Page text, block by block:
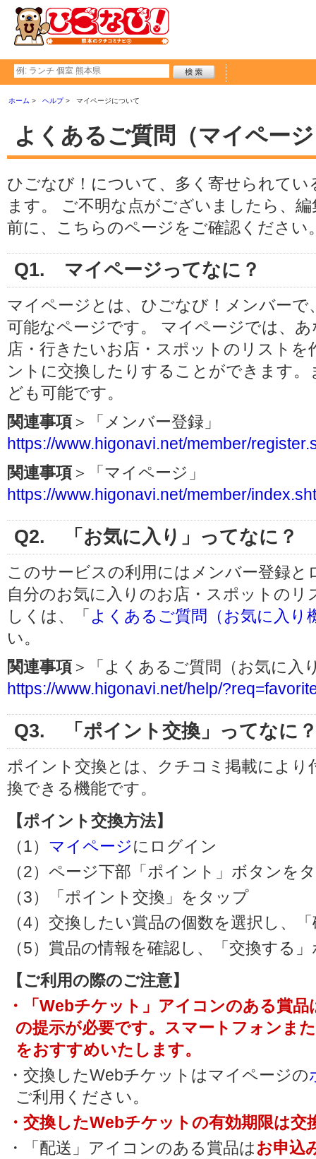
ホーム ヘルプ マイページについて
よくあるご質問（マイペー
ひごなび！について、多く寄せられて
ます。 ご不明な点がございましたら、
前に、こちらのページをご確認ください
Q1. マイページってなに？
マイページとは、ひごなび！メンバー
可能なページです。 マイページでは、
店・行きたいお店・スポットのリスト
ントに交換したりすることができます
ども可能です。
関連事項 ＞「メンバー登録」
https://www.higonavi.net/member/
関連事項 ＞「マイページ」
https://www.higonavi.net/member/
Q2. 「お気に入り」ってなに？
このサービスの利用にはメンバー登録と
自分のお気に入りのお店・スポットの
しくは、「 よくあるご質問（お気に入り
い。
関連事項 ＞「よくあるご質問（お気に
https://www.higonavi.net/help/
Q3. 「ポイント交換」ってなに
ポイント交換とは、クチコミ掲載によ
換できる機能です。
【ポイント交換方法】
（1） マイページにログイン
（2）ページ下部「ポイント」ボタンを
（3）「ポイント交換」をタップ
（4）交換したい賞品の個数を選択し、
（5）賞品の情報を確認し、「交換する
【ご利用の際のご注意】
・「Webチケット」アイコンのある賞
の提示が必要です。スマートフォンま
をおすすめいたします。
・交換したWebチケットはマイページの
ご利用ください。
・交換したWebチケットの有効期限は
・「配送」アイコンのある賞品はお申込